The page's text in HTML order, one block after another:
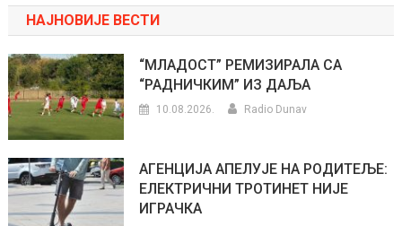
НАЈНОВИЈЕ ВЕСТИ
“МЛАДОСТ” РЕМИЗИРАЛА СА
“РАДНИЧКИМ” ИЗ ДАЉА
10.08.2026. Radio Dunav
АГЕНЦИЈА АПЕЛУЈЕ НА РОДИТЕЉЕ:
ЕЛЕКТРИЧНИ ТРОТИНЕТ НИЈЕ
ИГРАЧКА